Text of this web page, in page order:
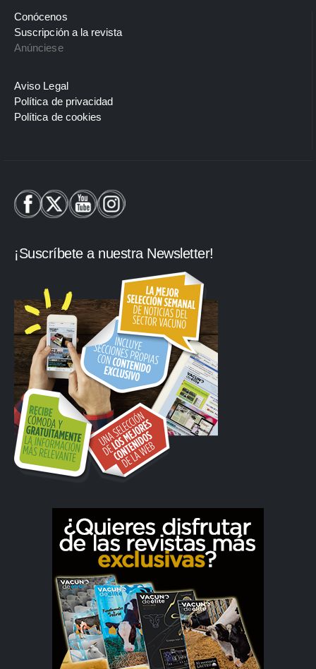
Conócenos
Suscripción a la revista
Anúnciese
Aviso Legal
Política de privacidad
Política de cookies
¡Suscríbete a nuestra Newsletter!